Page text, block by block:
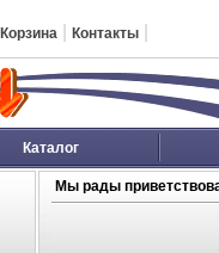
Корзина Контакты
Каталог
Мы рады